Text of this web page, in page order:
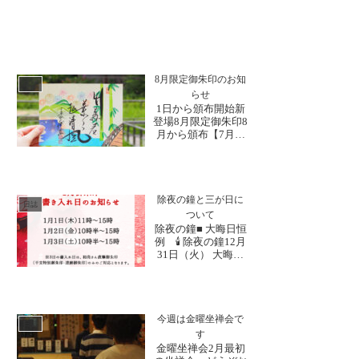
日誌
8月限定御朱印のお知
らせ
1日から頒布開始新
登場8月限定御朱印8
月から頒布【7月限
8月で完結7月も残り
わずかとなり、8月
の御朱印が完成いた
しましたのでお知ら
せいたします。1周
年記念の御朱印も
日誌
除夜の鐘と三が日に
ついて
除夜の鐘■ 大晦日恒
例 🕯 除夜の鐘12月
31日（火） 大晦日
でも鐘をついていた
だけます。■新年 ご
祈祷祭・法話🙏 ご
今週は金曜坐禅会で
す
金曜坐禅会2月最初